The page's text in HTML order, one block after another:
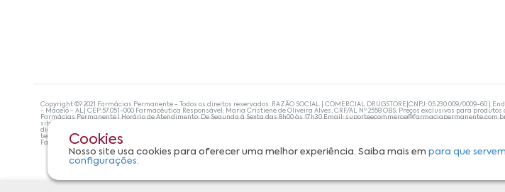
Cookies
Nosso site usa cookies para oferecer uma melhor experiência. Saiba mais empara que
configurações.
Copyright ©? 2021 Farmácias Permanente - Todos os direitos reservados. RAZÃO SOCIAL | COMERCIAL DRUGSTORE|CNPJ: 05.230.009/0009-60 |
- Maceió - AL| CEP:57.051-000 Farmacêutica Responsável: Maria Cristiene de Oliveira Alves, CRF/AL Nº 2558 OBS: Preços exclusivos para
Farmácias Permanente | Horário de Atendimento: De Segunda à Sexta das 8h00 às 17h30 Email: suporteecommerce@farmaciapermanente.com.br
site não devem ser utilizadas para automedicação e, de forma alguma, substituem as orientações de um profissional da área médica. Apenas o
diagnosticar problemas de saúde e prescrever o tratamento adequado. Se os sintomas persistirem, um médico deve ser consultado. A Farmácia
tecnologias mais avançadas de proteção de dados, para que você possa realizar suas compras com tranquilidade. A privacidade e a segurança
Farmácias Permanente. Todos os pedidos efetuados estão sujeitos à confirmação da disponibilidade de produto em nosso estoque.